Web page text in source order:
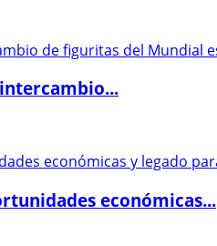
económicas...